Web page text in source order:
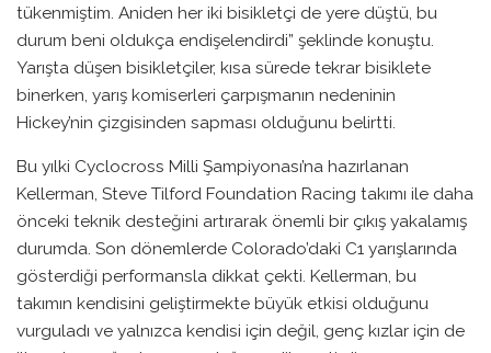
tükenmiştim. Aniden her iki bisikletçi de yere düştü, bu
durum beni oldukça endişelendirdi” şeklinde konuştu.
Yarışta düşen bisikletçiler, kısa sürede tekrar bisiklete
binerken, yarış komiserleri çarpışmanın nedeninin
Hickey’nin çizgisinden sapması olduğunu belirtti.
Bu yılki Cyclocross Milli Şampiyonası’na hazırlanan
Kellerman, Steve Tilford Foundation Racing takımı ile daha
önceki teknik desteğini artırarak önemli bir çıkış yakalamış
durumda. Son dönemlerde Colorado’daki C1 yarışlarında
gösterdiği performansla dikkat çekti. Kellerman, bu
takımın kendisini geliştirmekte büyük etkisi olduğunu
vurguladı ve yalnızca kendisi için değil, genç kızlar için de